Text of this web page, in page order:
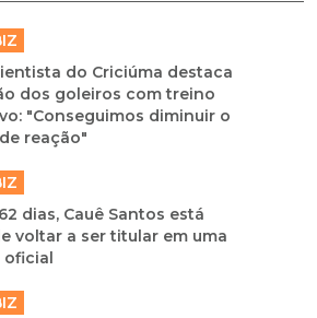
do Criciúma destaca
dos goleiros com treino
"Conseguimos diminuir o
reação"
dias, Cauê Santos está
voltar a ser titular em uma
oficial